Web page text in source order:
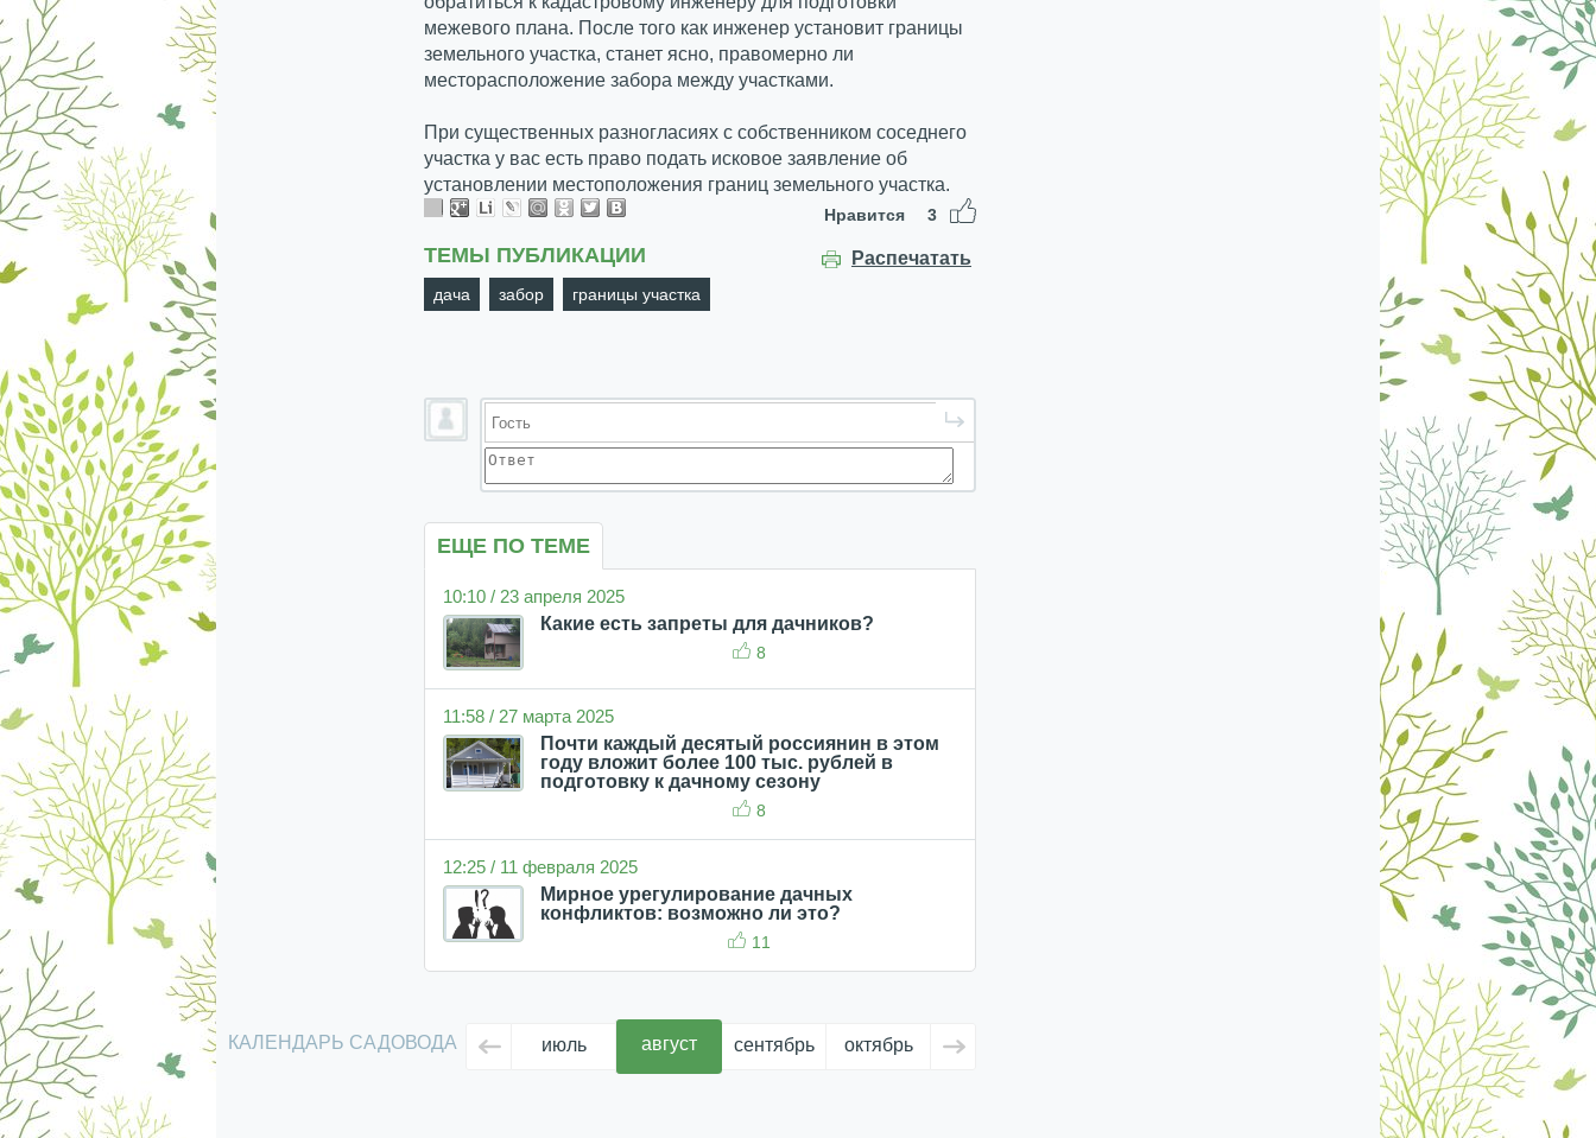
межевого плана. После того как инженер установит границы
земельного участка, станет ясно, правомерно ли
месторасположение забора между участками.
При существенных разногласиях с собственником соседнего
участка у вас есть право подать исковое заявление об
установлении местоположения границ земельного участка.
Нравится 3
Распечатать
ТЕМЫ ПУБЛИКАЦИИ
дача забор границы участка
ЕЩЕ ПО ТЕМЕ
10:10 / 23 апреля 2025
Какие есть запреты для дачников?
8
11:58 / 27 марта 2025
Почти каждый десятый россиянин в этом
году вложит более 100 тыс. рублей в
подготовку к дачному сезону
8
12:25 / 11 февраля 2025
Мирное урегулирование дачных
конфликтов: возможно ли это?
11
КАЛЕНДАРЬ САДОВОДА июль август сентябрь октябрь ноябрь март апрель